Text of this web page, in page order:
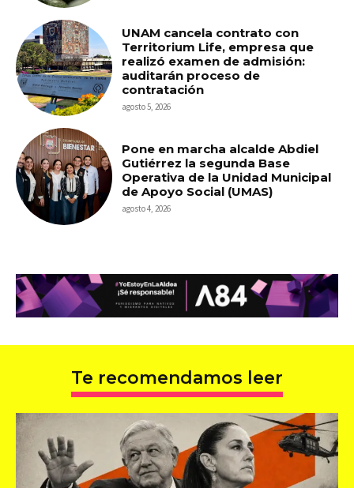
UNAM cancela contrato con
Territorium Life, empresa que
realizó examen de admisión:
auditarán proceso de
contratación
agosto 5, 2026
Pone en marcha alcalde Abdiel
Gutiérrez la segunda Base
Operativa de la Unidad Municipal
de Apoyo Social (UMAS)
agosto 4, 2026
Te recomendamos leer